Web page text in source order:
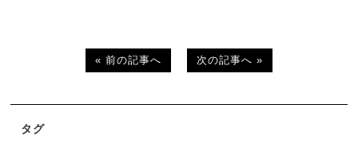
« 前の記事へ 次の記事へ »
タグ